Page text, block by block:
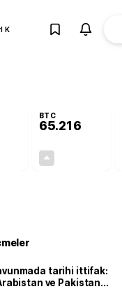
K
BTC
65.216
tarihi ittifak:
ve Pakistan